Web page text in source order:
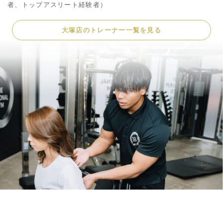
者、トップアスリート経験者）
大塚店のトレーナー一覧を見る